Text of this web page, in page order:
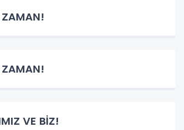
ZAMAN!
ZAMAN!
VE BİZ!